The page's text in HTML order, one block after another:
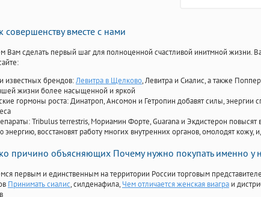
совершенству вместе с нами
Вам сделать первый шаг для полноценной счастливой инитмной жизни.
известных брендов:Левитра в Щелково, Левитра и Сиалис, а также
жизни более насыщенной и яркой
гормоны роста: Динатроп, Ансомон и Гетропин добавят силы, энергии
Tribulus terrestris, Мориамин Форте, Guarana и Экдистерон повысят
энергию, восстановят работу многих внутренних органов, омолодят кожу, и,
причино объясняющих Почему нужно покупать именно у
первым и единственным на территории России торговым
Принимать сиалис, силденафила, Чем отличается женская виагра и